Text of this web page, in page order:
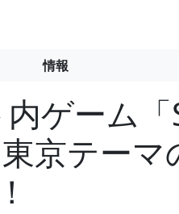
情報
ゲーム「
京テー